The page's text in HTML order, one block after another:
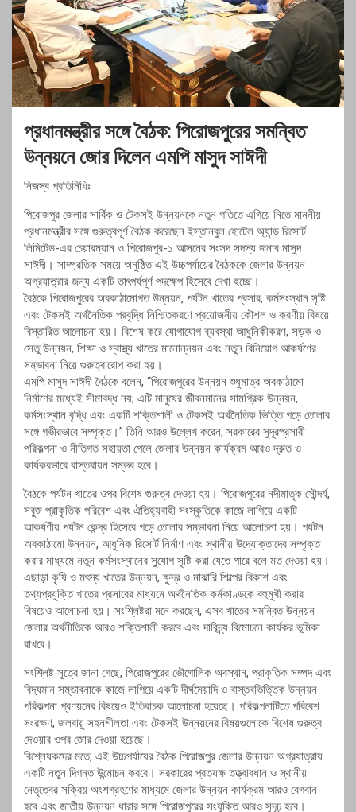
প্রধানমন্ত্রীর সঙ্গে বৈঠক: পিরোজপুরের সমন্বিত
উন্নয়নে জোর দিলেন এমপি মাসুদ সাঈদী
নিজস্ব প্রতিনিধিঃ
পিরোজপুর জেলার সার্বিক ও টেকসই উন্নয়নকে নতুন গতিতে এগিয়ে নিতে মাননীয়
প্রধানমন্ত্রীর সঙ্গে গুরুত্বপূর্ণ বৈঠক করেছেন ইস্তানবুল হোটেল অ্যান্ড রিসোর্ট
লিমিটেড-এর চেয়ারম্যান ও পিরোজপুর-১ আসনের সংসদ সদস্য জনাব মাসুদ
সাঈদী। সাম্প্রতিক সময়ে অনুষ্ঠিত এই উচ্চপর্যায়ের বৈঠককে জেলার উন্নয়ন
অগ্রযাত্রার জন্য একটি তাৎপর্যপূর্ণ পদক্ষেপ হিসেবে দেখা হচ্ছে।
বৈঠকে পিরোজপুরের অবকাঠামোগত উন্নয়ন, পর্যটন খাতের প্রসার, কর্মসংস্থান সৃষ্টি
এবং টেকসই অর্থনৈতিক প্রবৃদ্ধি নিশ্চিতকরণে প্রয়োজনীয় কৌশল ও করণীয় বিষয়ে
বিস্তারিত আলোচনা হয়। বিশেষ করে যোগাযোগ ব্যবস্থা আধুনিকীকরণ, সড়ক ও
সেতু উন্নয়ন, শিক্ষা ও স্বাস্থ্য খাতের মানোন্নয়ন এবং নতুন বিনিয়োগ আকর্ষণের
সম্ভাবনা নিয়ে গুরুত্বারোপ করা হয়।
এমপি মাসুদ সাঈদী বৈঠকে বলেন, “পিরোজপুরের উন্নয়ন শুধুমাত্র অবকাঠামো
নির্মাণের মধ্যেই সীমাবদ্ধ নয়; এটি মানুষের জীবনমানের সামগ্রিক উন্নয়ন,
কর্মসংস্থান বৃদ্ধি এবং একটি শক্তিশালী ও টেকসই অর্থনৈতিক ভিত্তি গড়ে তোলার
সঙ্গে গভীরভাবে সম্পৃক্ত।” তিনি আরও উল্লেখ করেন, সরকারের সুদূরপ্রসারী
পরিকল্পনা ও নীতিগত সহায়তা পেলে জেলার উন্নয়ন কার্যক্রম আরও দ্রুত ও
কার্যকরভাবে বাস্তবায়ন সম্ভব হবে।
বৈঠকে পর্যটন খাতের ওপর বিশেষ গুরুত্ব দেওয়া হয়। পিরোজপুরের নদীমাতৃক সৌন্দর্য,
সবুজ প্রাকৃতিক পরিবেশ এবং ঐতিহ্যবাহী সংস্কৃতিকে কাজে লাগিয়ে একটি
আকর্ষণীয় পর্যটন কেন্দ্র হিসেবে গড়ে তোলার সম্ভাবনা নিয়ে আলোচনা হয়। পর্যটন
অবকাঠামো উন্নয়ন, আধুনিক রিসোর্ট নির্মাণ এবং স্থানীয় উদ্যোক্তাদের সম্পৃক্ত
করার মাধ্যমে নতুন কর্মসংস্থানের সুযোগ সৃষ্টি করা যেতে পারে বলে মত দেওয়া হয়।
এছাড়া কৃষি ও মৎস্য খাতের উন্নয়ন, ক্ষুদ্র ও মাঝারি শিল্পের বিকাশ এবং
তথ্যপ্রযুক্তি খাতের প্রসারের মাধ্যমে অর্থনৈতিক কর্মকাণ্ডকে বহুমুখী করার
বিষয়েও আলোচনা হয়। সংশ্লিষ্টরা মনে করছেন, এসব খাতের সমন্বিত উন্নয়ন
জেলার অর্থনীতিকে আরও শক্তিশালী করবে এবং দারিদ্র্য বিমোচনে কার্যকর ভূমিকা
রাখবে।
সংশ্লিষ্ট সূত্রে জানা গেছে, পিরোজপুরের ভৌগোলিক অবস্থান, প্রাকৃতিক সম্পদ এবং
বিদ্যমান সম্ভাবনাকে কাজে লাগিয়ে একটি দীর্ঘমেয়াদি ও বাস্তবভিত্তিক উন্নয়ন
পরিকল্পনা প্রণয়নের বিষয়েও ইতিবাচক আলোচনা হয়েছে। পরিকল্পনাটিতে পরিবেশ
সংরক্ষণ, জলবায়ু সহনশীলতা এবং টেকসই উন্নয়নের বিষয়গুলোকে বিশেষ গুরুত্ব
দেওয়ার ওপর জোর দেওয়া হয়েছে।
বিশ্লেষকদের মতে, এই উচ্চপর্যায়ের বৈঠক পিরোজপুর জেলার উন্নয়ন অগ্রযাত্রায়
একটি নতুন দিগন্ত উন্মোচন করবে। সরকারের প্রত্যক্ষ তত্ত্বাবধান ও স্থানীয়
নেতৃত্বের সক্রিয় অংশগ্রহণের মাধ্যমে জেলার উন্নয়ন কার্যক্রম আরও বেগবান
হবে এবং জাতীয় উন্নয়ন ধারার সঙ্গে পিরোজপুরের সংযুক্তি আরও সুদৃঢ় হবে।